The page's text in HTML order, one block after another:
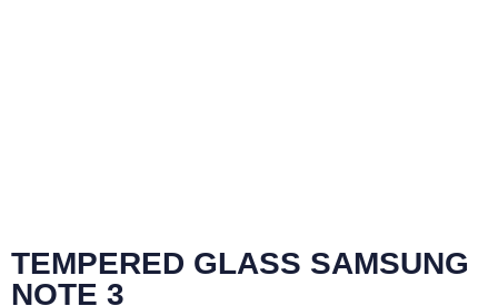
TEMPERED GLASS SAMSUNG
NOTE 3